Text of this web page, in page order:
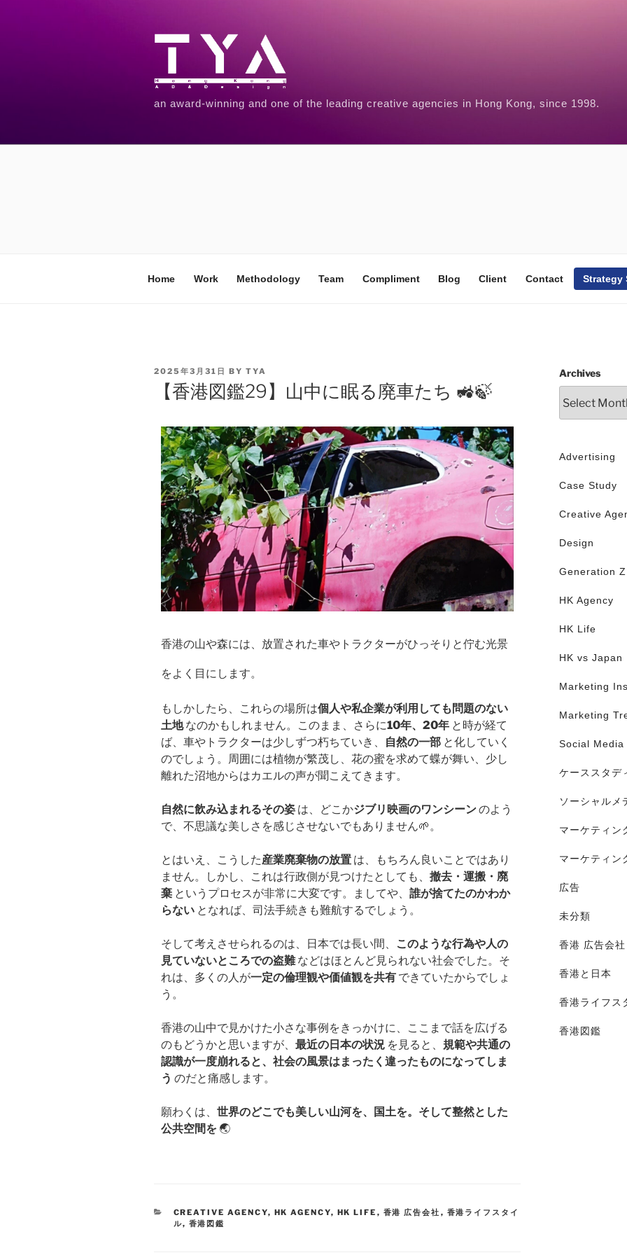
an award-winning and one of the leading creative agencies in Hong Kong, since 1998.
Home Work Methodology Team Compliment Blog Client Contact Strategy
2025年3月31日 BY TYA
【香港図鑑29】山中に眠る廃車たち 🚜🍃
香港の山や森には、放置された車やトラクターがひっそりと佇む光景
をよく目にします。
もしかしたら、これらの場所は個人や私企業が利用しても問題のない
土地なのかもしれません。このまま、さらに10年、20年 と時が経て
ば、車やトラクターは少しずつ朽ちていき、
自然の一部 と化していく
のでしょう。周囲には植物が繁茂し、花の蜜を求めて蝶が舞い、少し
離れた沼地からはカエルの声が聞こえてきます。
自然に飲み込まれるその姿 は、どこかジブリ映画のワンシーンのよう
で、不思議な美しさを感じさせないでもありません🌱。
とはいえ、こうした産業廃棄物の放置 は、もちろん良いことではあり
ません。しかし、これは行政側が見つけたとしても、 撤去・運搬・廃
棄 というプロセスが非常に大変です。ましてや、 誰が捨てたのかわか
らない となれば、司法手続きも難航するでしょう。
そして考えさせられるのは、日本では長い間、
このような行為や人の
見ていないところでの盗難などはほとんど見られない社会でした。そ
れは、多くの人が一定の倫理観や価値観を共有 できていたからでしょ
う。
香港の山中で見かけた小さな事例をきっかけに、ここまで話を広げる
のもどうかと思いますが、 最近の日本の状況 を見ると、 規範や共通の
認識が一度崩れると、社会の風景はまったく違ったものになってしま
う のだと痛感します。
願わくは、 世界のどこでも美しい山河を、国土を。そして整然とした
公共空間を 🌏
CREATIVE AGENCY, HK AGENCY, HK LIFE , 香港 広告会社 , 香港ライフスタイ
ル, 香港図鑑
Archives
Advertising
Case Study
Creative
Design
Generation Z
HK Agency
HK Life
HK vs Japan
Marketing
Marketing
Social Media
ケーススタデ
ソーシャルメ
マーケティン
マーケティン
広告
未分類
香港 広告会社
香港と日本
香港ライフス
香港図鑑